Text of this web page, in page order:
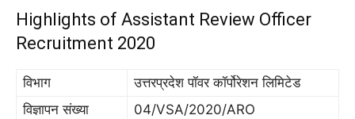
Highlights of Assistant Review Officer
Recruitment 2020
विभाग
उत्तरप्रदेश पॉवर कॉर्पोरेशन लिमिटेड
विज्ञापन संख्या
04/VSA/2020/ARO